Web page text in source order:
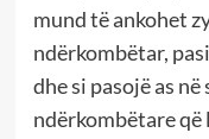
mund të ankohet
ndërkombëtar,
dhe si pasojë as
ndërkombëtare që